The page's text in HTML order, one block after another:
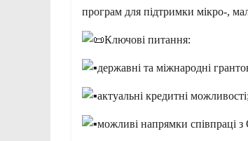
програм для підтримки мікро-,
Ключові питання:
державні та міжнародні
актуальні кредитні можливості;
можливі напрямки співпраці